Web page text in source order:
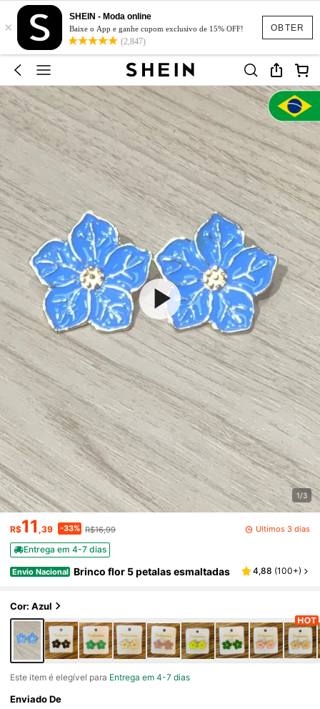
OBTER
×
SHEIN - Moda online
Baixe o App e ganhe cupom exclusivo de 15% OFF!
(2,847)
1/3
R$11 ,39 -33% R$16,99 Últimos 3 dias
Entrega em 4-7 dias
Envio Nacional Brinco flor 5 petalas esmaltadas 4,88 (100+)
Cor: Azul
Este item é elegível para Entrega em 4-7 dias
Enviado De